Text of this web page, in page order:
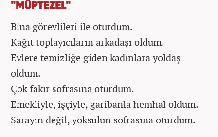
"MÜPTEZEL"
Bina görevlileri ile oturdum.
Kağıt toplayıcıların arkadaşı oldum.
Evlere temizliğe giden kadınlara yoldaş
oldum.
Çok fakir sofrasına oturdum.
Emekliyle, işçiyle, garibanla hemhal oldum.
Sarayın değil, yoksulun sofrasına oturdum.